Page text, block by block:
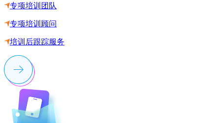
专项培训团队
专项培训顾问
培训后跟踪服务